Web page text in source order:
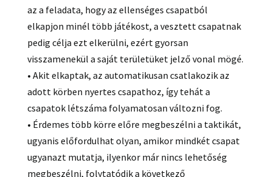
az a feladata, hogy az ellenséges csapatból
elkapjon minél több játékost, a vesztett csapatnak
pedig célja ezt elkerülni, ezért gyorsan
visszamenekül a saját területüket jelző vonal mögé.
• Akit elkaptak, az automatikusan csatlakozik az
adott körben nyertes csapathoz, így tehát a
csapatok létszáma folyamatosan változni fog.
• Érdemes több körre előre megbeszélni a taktikát,
ugyanis előfordulhat olyan, amikor mindkét csapat
ugyanazt mutatja, ilyenkor már nincs lehetőség
megbeszélni, folytatódik a következő